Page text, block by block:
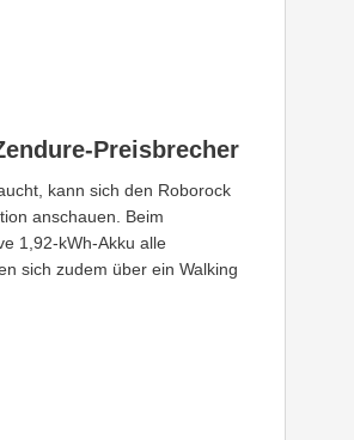
Preisbrecher
kann sich den Roborock
anschauen. Beim
1,92-kWh-Akku alle
sich zudem über ein Walking